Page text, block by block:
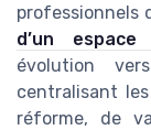
professionnels
d’un
évolution
centralisant
réforme, de